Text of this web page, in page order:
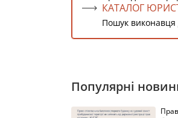
КАТАЛОГ
Пошук
Популярні